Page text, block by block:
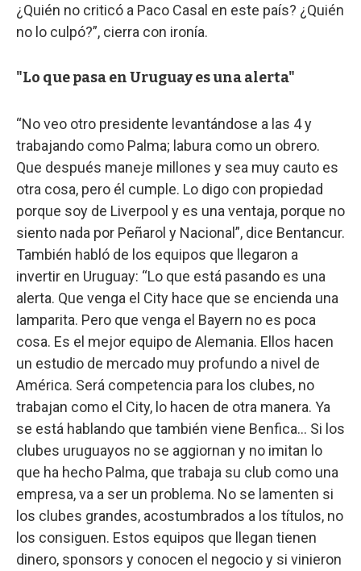
¿Quién no criticó a Paco Casal en este país? ¿Quién
no lo culpó?”, cierra con ironía.
"Lo que pasa en Uruguay es una alerta"
“No veo otro presidente levantándose a las 4 y
trabajando como Palma; labura como un obrero.
Que después maneje millones y sea muy cauto es
otra cosa, pero él cumple. Lo digo con propiedad
porque soy de Liverpool y es una ventaja, porque no
siento nada por Peñarol y Nacional”, dice Bentancur.
También habló de los equipos que llegaron a
invertir en Uruguay: “Lo que está pasando es una
alerta. Que venga el City hace que se encienda una
lamparita. Pero que venga el Bayern no es poca
cosa. Es el mejor equipo de Alemania. Ellos hacen
un estudio de mercado muy profundo a nivel de
América. Será competencia para los clubes, no
trabajan como el City, lo hacen de otra manera. Ya
se está hablando que también viene Benfica... Si los
clubes uruguayos no se aggiornan y no imitan lo
que ha hecho Palma, que trabaja su club como una
empresa, va a ser un problema. No se lamenten si
los clubes grandes, acostumbrados a los títulos, no
los consiguen. Estos equipos que llegan tienen
dinero, sponsors y conocen el negocio y si vinieron